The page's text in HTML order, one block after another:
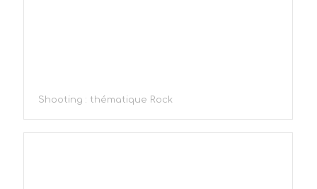
Shooting : thématique Rock